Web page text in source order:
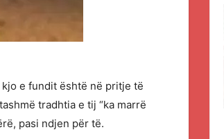
e fundit është në pritje të
tradhtia e tij “ka marrë
pasi ndjen për të.